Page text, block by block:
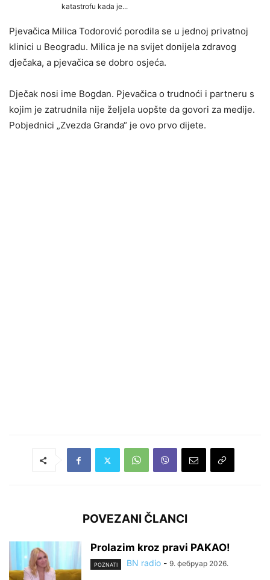
Pjevačica Milica Todorović porodila se u jednoj privatnoj
klinici u Beogradu. Milica je na svijet donijela zdravog
dječaka, a pjevačica se dobro osjeća.
Dječak nosi ime Bogdan. Pjevačica o trudnoći i partneru s
kojim je zatrudnila nije željela uopšte da govori za medije.
Pobjednici „Zvezda Granda“ je ovo prvo dijete.
POVEZANI ČLANCI
Prolazim kroz pravi PAKAO!
POZNATI BN radio - 9. фебруар 2026.